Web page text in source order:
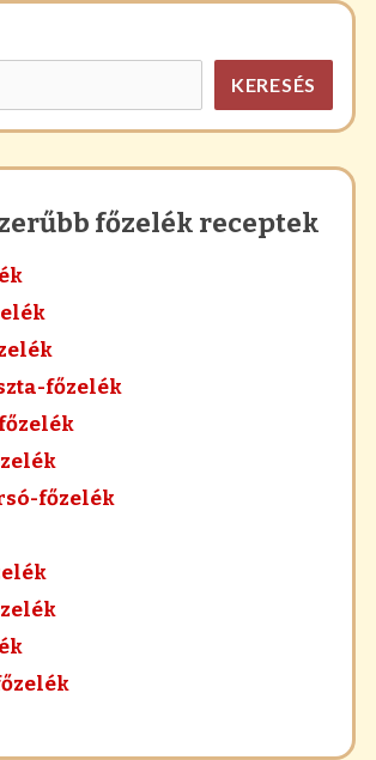
KERESÉS
főzelék receptek
főzelék
főzelék